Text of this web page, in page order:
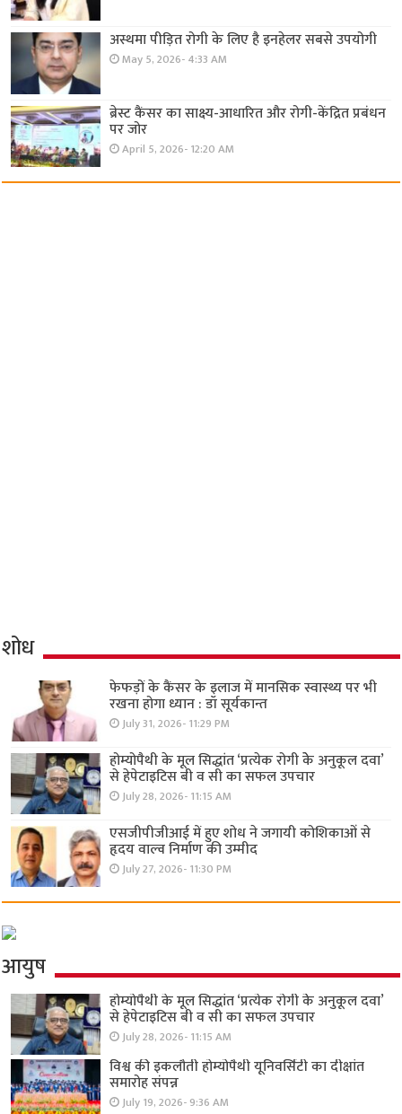
अस्थमा पीड़ित रोगी के लिए है इनहेलर सबसे उपयोगी
May 5, 2026- 4:33 AM
ब्रेस्ट कैंसर का साक्ष्य-आधारित और रोगी-केंद्रित प्रबंधन
पर जोर
April 5, 2026- 12:20 AM
शोध
फेफड़ों के कैंसर के इलाज में मानसिक स्वास्थ्य पर भी
रखना होगा ध्यान : डॉ सूर्यकान्त
July 31, 2026- 11:29 PM
होम्योपैथी के मूल सिद्धांत ‘प्रत्येक रोगी केे अनुकूल दवा’
से हेपेटाइटिस बी व सी का सफल उपचार
July 28, 2026- 11:15 AM
एसजीपीजीआई में हुए शोध ने जगायी कोशिकाओं से
हृदय वाल्व निर्माण की उम्मीद
July 27, 2026- 11:30 PM
आयुष
होम्योपैथी के मूल सिद्धांत ‘प्रत्येक रोगी केे अनुकूल दवा’
से हेपेटाइटिस बी व सी का सफल उपचार
July 28, 2026- 11:15 AM
विश्व की इकलौती होम्योपैथी यूनिवर्सिटी का दीक्षांत
समारोह संपन्न
July 19, 2026- 9:36 AM